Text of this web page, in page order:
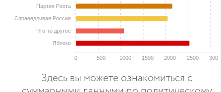
Яблоко
Что-то другое
Справедливая Россия
Партия Роста
0 500 1000 1500 2000 2500 3000
Здесь вы можете ознакомиться с